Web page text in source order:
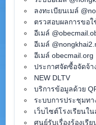
ลงทะเบียนเมล์
ตรวสอบผลการขอใ
อีเมล์
อีเมล์
อีเมล์ obecmail.org
ประกาศจัดซื้อจัดจ้า
NEW DLTV
บริการข้อมูลด้วย
ระบบการประชุมทา
เว็บไซต์โรงเรียนใ
ศูนย์รับเรื่องร้องเรี